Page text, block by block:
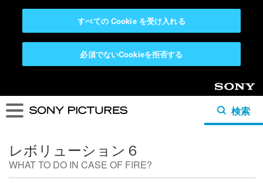
必須でないCookieを拒否する
すべての Cookie を受け入れる
Sony
検索
レボリューション６
WHAT TO DO IN CASE OF FIRE?